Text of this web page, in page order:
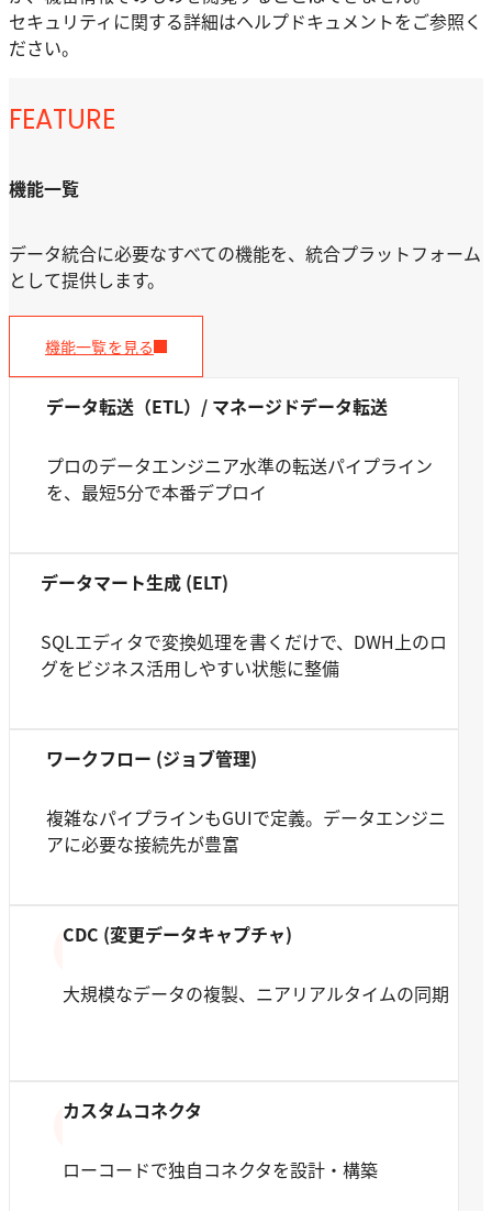
セキュリティに関する詳細はヘルプドキュメントをご参照く
ださい。
FEATURE
機能一覧
データ統合に必要なすべての機能を、統合プラットフォーム
として提供します。
機能一覧を見る
データ転送（ETL）/ マネージドデータ転送
プロのデータエンジニア水準の転送パイプライン
を、最短5分で本番デプロイ
データマート生成 (ELT)
SQLエディタで変換処理を書くだけで、DWH上のロ
グをビジネス活用しやすい状態に整備
ワークフロー (ジョブ管理)
複雑なパイプラインもGUIで定義。データエンジニ
アに必要な接続先が豊富
CDC (変更データキャプチャ)
大規模なデータの複製、ニアリアルタイムの同期
カスタムコネクタ
ローコードで独自コネクタを設計・構築